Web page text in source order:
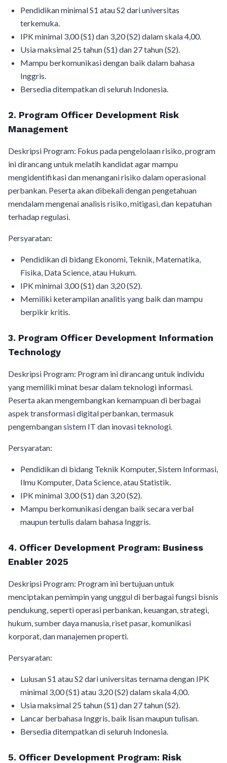
Pendidikan minimal S1 atau S2 dari universitas
terkemuka.
IPK minimal 3,00 (S1) dan 3,20 (S2) dalam skala 4,00.
Usia maksimal 25 tahun (S1) dan 27 tahun (S2).
Mampu berkomunikasi dengan baik dalam bahasa
Inggris.
Bersedia ditempatkan di seluruh Indonesia.
2. Program Officer Development Risk
Management
Deskripsi Program: Fokus pada pengelolaan risiko, program
ini dirancang untuk melatih kandidat agar mampu
mengidentifikasi dan menangani risiko dalam operasional
perbankan. Peserta akan dibekali dengan pengetahuan
mendalam mengenai analisis risiko, mitigasi, dan kepatuhan
terhadap regulasi.
Persyaratan:
Pendidikan di bidang Ekonomi, Teknik, Matematika,
Fisika, Data Science, atau Hukum.
IPK minimal 3,00 (S1) dan 3,20 (S2).
Memiliki keterampilan analitis yang baik dan mampu
berpikir kritis.
3. Program Officer Development Information
Technology
Deskripsi Program: Program ini dirancang untuk individu
yang memiliki minat besar dalam teknologi informasi.
Peserta akan mengembangkan kemampuan di berbagai
aspek transformasi digital perbankan, termasuk
pengembangan sistem IT dan inovasi teknologi.
Persyaratan:
Pendidikan di bidang Teknik Komputer, Sistem Informasi,
Ilmu Komputer, Data Science, atau Statistik.
IPK minimal 3,00 (S1) dan 3,20 (S2).
Mampu berkomunikasi dengan baik secara verbal
maupun tertulis dalam bahasa Inggris.
4. Officer Development Program: Business
Enabler 2025
Deskripsi Program: Program ini bertujuan untuk
menciptakan pemimpin yang unggul di berbagai fungsi bisnis
pendukung, seperti operasi perbankan, keuangan, strategi,
hukum, sumber daya manusia, riset pasar, komunikasi
korporat, dan manajemen properti.
Persyaratan:
Lulusan S1 atau S2 dari universitas ternama dengan IPK
minimal 3,00 (S1) atau 3,20 (S2) dalam skala 4,00.
Usia maksimal 25 tahun (S1) dan 27 tahun (S2).
Lancar berbahasa Inggris, baik lisan maupun tulisan.
Bersedia ditempatkan di seluruh Indonesia.
5. Officer Development Program: Risk